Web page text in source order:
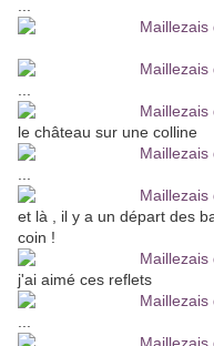
le château sur une colline
et là , il y a un départ des
coin !
j'ai aimé ces reflets